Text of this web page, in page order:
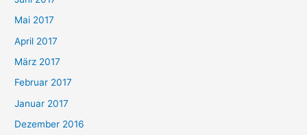
Mai 2017
April 2017
März 2017
Februar 2017
Januar 2017
Dezember 2016